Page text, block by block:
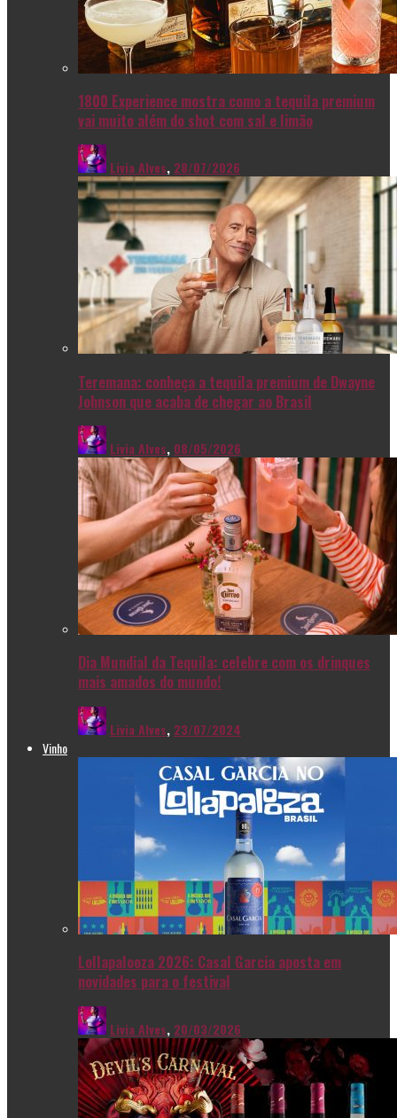
1800 Experience mostra como a tequila premium
vai muito além do shot com sal e limão
Livia Alves, 28/07/2026
Teremana: conheça a tequila premium de Dwayne
Johnson que acaba de chegar ao Brasil
Livia Alves, 08/05/2026
Dia Mundial da Tequila: celebre com os drinques
mais amados do mundo!
Livia Alves, 23/07/2024
Vinho
Lollapalooza 2026: Casal Garcia aposta em
novidades para o festival
Livia Alves, 20/03/2026